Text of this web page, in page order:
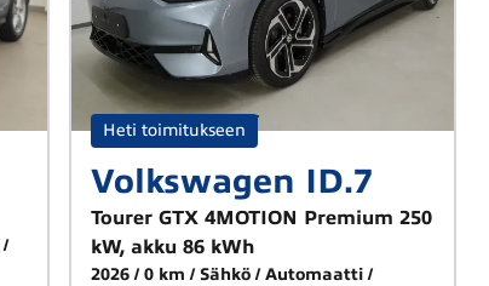
Heti toimitukseen
Volkswagen ID.7
Tourer GTX 4MOTION Premium 250
kW, akku 86 kWh
2026 0 km Sähkö
Automaatti